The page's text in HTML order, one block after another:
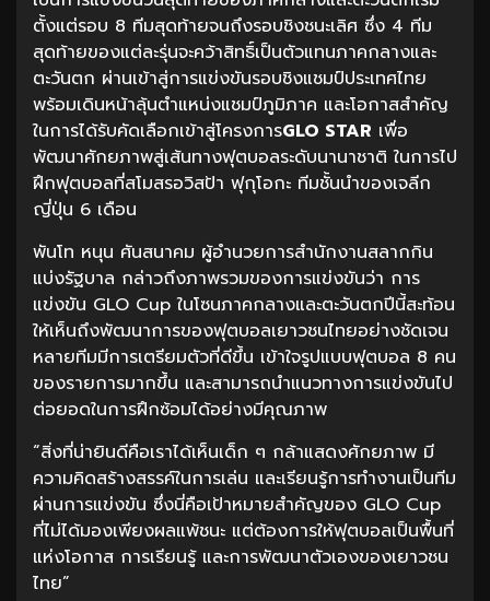
ตั้งแต่รอบ 8 ทีมสุดท้ายจนถึงรอบชิงชนะเลิศ ซึ่ง 4 ทีม
สุดท้ายของแต่ละรุ่นจะคว้าสิทธิ์เป็นตัวแทนภาคกลางและ
ตะวันตก ผ่านเข้าสู่การแข่งขันรอบชิงแชมป์ประเทศไทย
พร้อมเดินหน้าลุ้นตำแหน่งแชมป์ภูมิภาค และโอกาสสำคัญ
ในการได้รับคัดเลือกเข้าสู่โครงการGLO STAR เพื่อ
พัฒนาศักยภาพสู่เส้นทางฟุตบอลระดับนานาชาติ ในการไป
ฝึกฟุตบอลที่สโมสรอวิสป้า ฟุกุโอกะ ทีมชั้นนำของเจลีก
ญี่ปุ่น 6 เดือน
พันโท หนุน ศันสนาคม ผู้อำนวยการสำนักงานสลากกิน
แบ่งรัฐบาล กล่าวถึงภาพรวมของการแข่งขันว่า การ
แข่งขัน GLO Cup ในโซนภาคกลางและตะวันตกปีนี้สะท้อน
ให้เห็นถึงพัฒนาการของฟุตบอลเยาวชนไทยอย่างชัดเจน
หลายทีมมีการเตรียมตัวที่ดีขึ้น เข้าใจรูปแบบฟุตบอล 8 คน
ของรายการมากขึ้น และสามารถนำแนวทางการแข่งขันไป
ต่อยอดในการฝึกซ้อมได้อย่างมีคุณภาพ
“สิ่งที่น่ายินดีคือเราได้เห็นเด็ก ๆ กล้าแสดงศักยภาพ มี
ความคิดสร้างสรรค์ในการเล่น และเรียนรู้การทำงานเป็นทีม
ผ่านการแข่งขัน ซึ่งนี่คือเป้าหมายสำคัญของ GLO Cup
ที่ไม่ได้มองเพียงผลแพ้ชนะ แต่ต้องการให้ฟุตบอลเป็นพื้นที่
แห่งโอกาส การเรียนรู้ และการพัฒนาตัวเองของเยาวชน
ไทย”